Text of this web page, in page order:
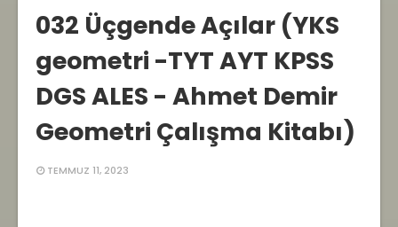
032 Üçgende Açılar (YKS
geometri -TYT AYT KPSS
DGS ALES - Ahmet Demir
Geometri Çalışma Kitabı)
TEMMUZ 11, 2023